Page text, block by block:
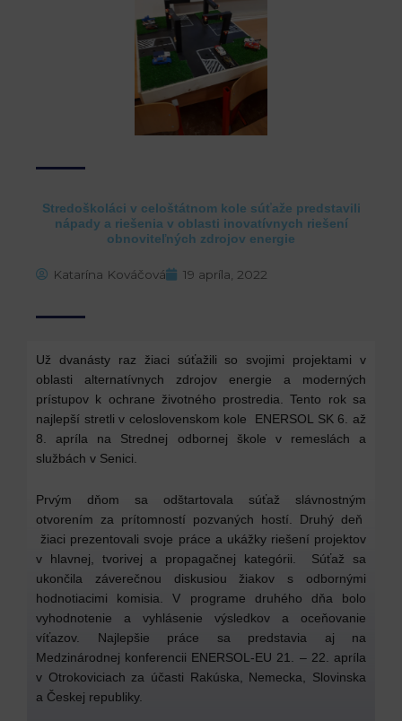
Stredoškoláci v celoštátnom kole súťaže predstavili
nápady a riešenia v oblasti inovatívnych riešení
obnoviteľných zdrojov energie
Katarína Kováčová 19 apríla, 2022
Už dvanásty raz žiaci súťažili so svojimi projektami v
oblasti alternatívnych zdrojov energie a moderných
prístupov k ochrane životného prostredia. Tento rok sa
najlepší stretli v celoslovenskom kole ENERSOL SK 6. až
8. apríla na Strednej odbornej škole v remeslách a
službách v Senici.
Prvým dňom sa odštartovala súťaž slávnostným
otvorením za prítomností pozvaných hostí. Druhý deň
žiaci prezentovali svoje práce a ukážky riešení projektov
v hlavnej, tvorivej a propagačnej kategórii. Súťaž sa
ukončila záverečnou diskusiou žiakov s odbornými
hodnotiacimi komisia. V programe druhého dňa bolo
vyhodnotenie a vyhlásenie výsledkov a oceňovanie
víťazov. Najlepšie práce sa predstavia aj na
Medzinárodnej konferencii ENERSOL-EU 21. – 22. apríla
v Otrokoviciach za účasti Rakúska, Nemecka, Slovinska
a Českej republiky.